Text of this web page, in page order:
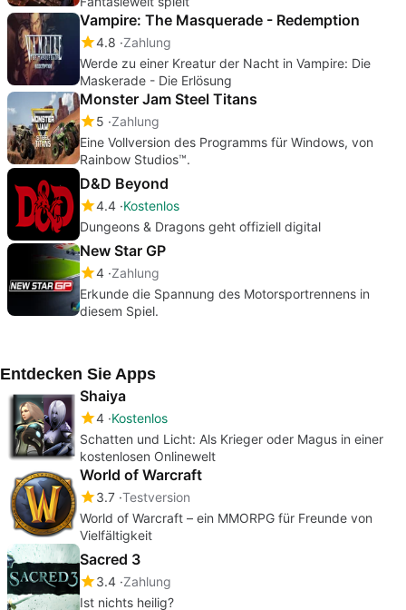
Vampire: The Masquerade - Redemption
4.8 Zahlung
Werde zu einer Kreatur der Nacht in Vampire: Die
Maskerade - Die Erlösung
Monster Jam Steel Titans
5 Zahlung
Eine Vollversion des Programms für Windows, von
Rainbow Studios™️️.
D&D Beyond
4.4 Kostenlos
Dungeons & Dragons geht offiziell digital
New Star GP
4 Zahlung
Erkunde die Spannung des Motorsportrennens in
diesem Spiel.
Entdecken Sie Apps
Shaiya
4 Kostenlos
Schatten und Licht: Als Krieger oder Magus in einer
kostenlosen Onlinewelt
World of Warcraft
3.7 Testversion
World of Warcraft – ein MMORPG für Freunde von
Vielfältigkeit
Sacred 3
3.4 Zahlung
Ist nichts heilig?